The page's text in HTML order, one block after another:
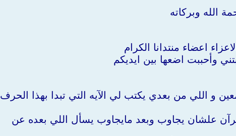
الله وبركاته
اعضاء منتدانا الكرام
وأحببت اضعها بين ايديكم
و اللي من بعدي يكتب لي الآيه التي تبدا بهذا الحرف
علشان يجاوب وبعد مايجاوب يسأل اللي بعده عن